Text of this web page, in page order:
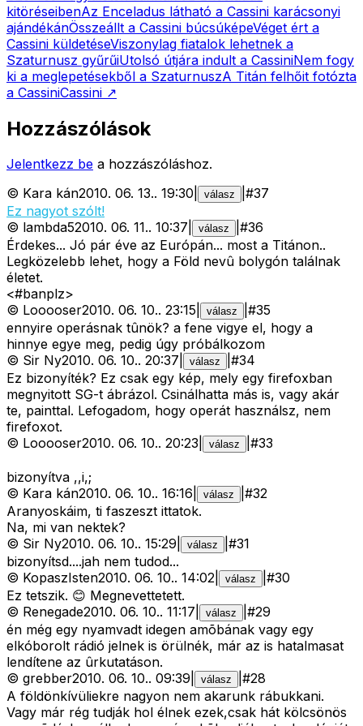
kitöréseibenAz Enceladus látható a Cassini karácsonyi
ajándékánÖsszeállt a Cassini búcsúképeVéget ért a
Cassini küldetéseViszonylag fiatalok lehetnek a
Szaturnusz gyűrűiUtolsó útjára indult a CassiniNem fogy
ki a meglepetésekből a SzaturnuszA Titán felhőit fotózta
a CassiniCassini ↗
Hozzászólások
Jelentkezz be a hozzászóláshoz.
© Kara kán2010. 06. 13.. 19:30 válasz #37
Ez nagyot szólt!
© lambda52010. 06. 11.. 10:37 válasz #36
Érdekes... Jó pár éve az Európán... most a Titánon..
Legközelebb lehet, hogy a Föld nevû bolygón találnak
életet.
<#banplz>
© Looooser2010. 06. 10.. 23:15 válasz #35
ennyire operásnak tûnök? a fene vigye el, hogy a
hinnye egye meg, pedig úgy próbálkozom
© Sir Ny2010. 06. 10.. 20:37 válasz #34
Ez bizonyíték? Ez csak egy kép, mely egy firefoxban
megnyitott SG-t ábrázol. Csinálhatta más is, vagy akár
te, painttal. Lefogadom, hogy operát használsz, nem
firefoxot.
© Looooser2010. 06. 10.. 20:23 válasz #33
bizonyítva ,,i,;
© Kara kán2010. 06. 10.. 16:16 válasz #32
Aranyoskáim, ti faszeszt ittatok.
Na, mi van nektek?
© Sir Ny2010. 06. 10.. 15:29 válasz #31
bizonyítsd....jah nem tudod...
© KopaszIsten2010. 06. 10.. 14:02 válasz #30
Ez tetszik. 😊 Megnevettetett.
© Renegade2010. 06. 10.. 11:17 válasz #29
én még egy nyamvadt idegen amõbának vagy egy
elkóborolt rádió jelnek is örülnék, már az is hatalmasat
lendítene az ûrkutatáson.
© grebber2010. 06. 10.. 09:39 válasz #28
A földönkívüliekre nagyon nem akarunk rábukkani.
Vagy már rég tudják hol élnek ezek,csak hát kölcsönös